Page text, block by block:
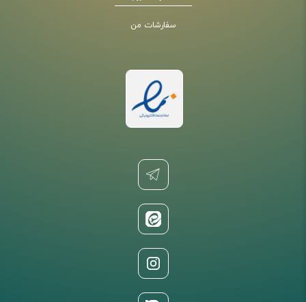
سفارشات من